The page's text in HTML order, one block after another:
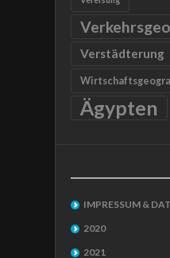
Verstädterung
Ägypten
IMPRESSUM &
2020
2021